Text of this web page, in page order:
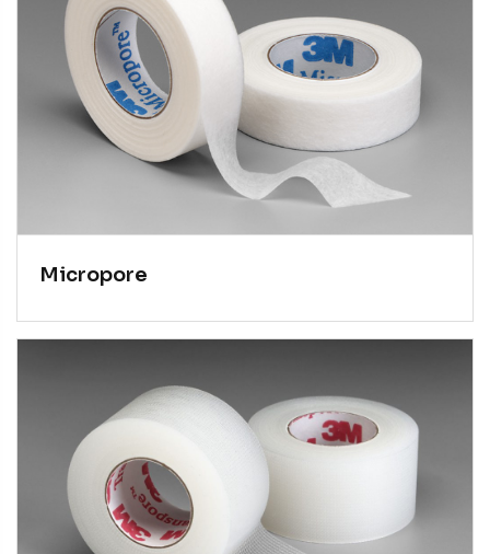
Micropore